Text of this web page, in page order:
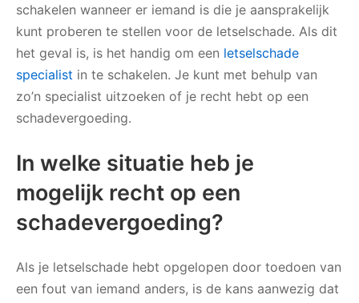
schakelen wanneer er iemand is die je aansprakelijk
kunt proberen te stellen voor de letselschade. Als dit
het geval is, is het handig om een letselschade
specialist in te schakelen. Je kunt met behulp van
zo’n specialist uitzoeken of je recht hebt op een
schadevergoeding.
In welke situatie heb je
mogelijk recht op een
schadevergoeding?
Als je letselschade hebt opgelopen door toedoen van
een fout van iemand anders, is de kans aanwezig dat